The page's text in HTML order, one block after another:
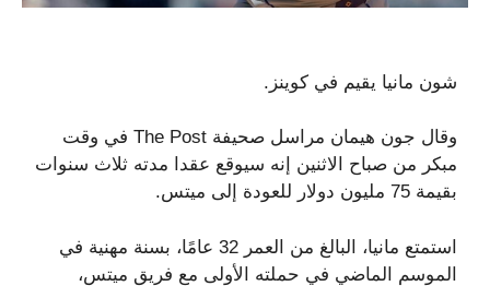
شون مانيا يقيم في كوينز.
وقال جون هيمان مراسل صحيفة The Post في وقت
مبكر من صباح الاثنين إنه سيوقع عقدا مدته ثلاث سنوات
بقيمة 75 مليون دولار للعودة إلى ميتس.
استمتع مانيا، البالغ من العمر 32 عامًا، بسنة مهنية في
الموسم الماضي في حملته الأولى مع فريق ميتس،